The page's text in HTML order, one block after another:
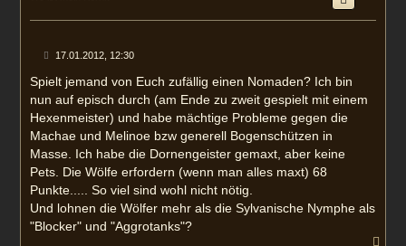
B
i
r
g
17.01.2012, 12:30
Spielt jemand von Euch zufällig einen Nomaden? Ich bin
nun auf episch durch (am Ende zu zweit gespielt mit einem
Hexenmeister) und habe mächtige Probleme gegen die
Machae und Melinoe bzw generell Bogenschützen in
Masse. Ich habe die Dornengeister gemaxt, aber keine
Pets. Die Wölfe erfordern (wenn man alles maxt) 68
Punkte..... So viel sind wohl nicht nötig.
Und lohnen die Wölfer mehr als die Sylvanische Nymphe als
"Blocker" und "Aggrotanks"?